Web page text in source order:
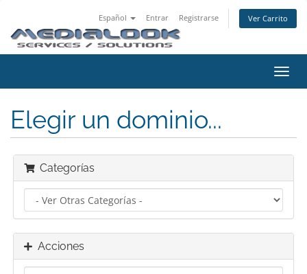
Español Entrar Registrarse Ver Carrito
Elegir un dominio...
Categorías
Acciones